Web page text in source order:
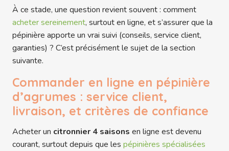
À ce stade, une question revient souvent : comment
acheter sereinement, surtout en ligne, et s’assurer que la
pépinière apporte un vrai suivi (conseils, service client,
garanties) ? C’est précisément le sujet de la section
suivante.
Commander en ligne en pépinière
d’agrumes : service client,
livraison, et critères de confiance
Acheter un citronnier 4 saisons en ligne est devenu
courant, surtout depuis que les pépinières spécialisées